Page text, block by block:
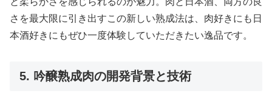
さを最大限に引き出すこの新しい熟成法は、肉好きにも日
本酒好きにもぜひ一度体験していただきたい逸品です。
5. 吟醸熟成肉の開発背景と技術